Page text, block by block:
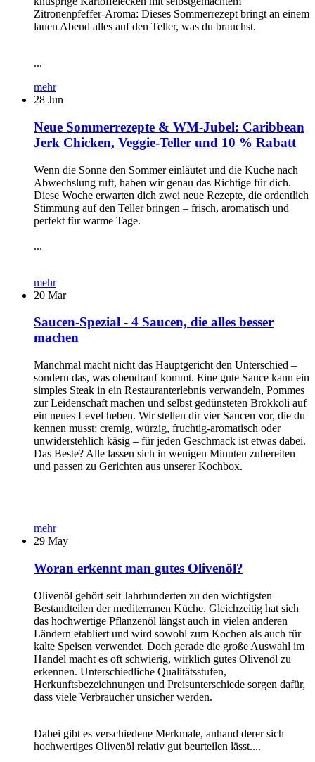
Zitronenpfeffer-Aroma: Dieses Sommerrezept bringt an einem
lauen Abend alles auf den Teller, was du brauchst.
...
mehr
28 Jun
Neue Sommerrezepte & WM-Jubel: Caribbean
Jerk Chicken, Veggie-Teller und 10 % Rabatt
Wenn die Sonne den Sommer einläutet und die Küche nach
Abwechslung ruft, haben wir genau das Richtige für dich.
Diese Woche erwarten dich zwei neue Rezepte, die ordentlich
Stimmung auf den Teller bringen – frisch, aromatisch und
perfekt für warme Tage.
...
mehr
20 Mar
Saucen-Spezial - 4 Saucen, die alles besser
machen
Manchmal macht nicht das Hauptgericht den Unterschied –
sondern das, was obendrauf kommt. Eine gute Sauce kann ein
simples Steak in ein Restauranterlebnis verwandeln, Pommes
zur Leidenschaft machen und selbst gedünsteten Brokkoli auf
ein neues Level heben. Wir stellen dir vier Saucen vor, die du
kennen musst: cremig, würzig, fruchtig-aromatisch oder
unwiderstehlich käsig – für jeden Geschmack ist etwas dabei.
Das Beste? Alle lassen sich in wenigen Minuten zubereiten
und passen zu Gerichten aus unserer Kochbox.
mehr
29 May
Woran erkennt man gutes Olivenöl?
Olivenöl gehört seit Jahrhunderten zu den wichtigsten
Bestandteilen der mediterranen Küche. Gleichzeitig hat sich
das hochwertige Pflanzenöl längst auch in vielen anderen
Ländern etabliert und wird sowohl zum Kochen als auch für
kalte Speisen verwendet. Doch gerade die große Auswahl im
Handel macht es oft schwierig, wirklich gutes Olivenöl zu
erkennen. Unterschiedliche Qualitätsstufen,
Herkunftsbezeichnungen und Preisunterschiede sorgen dafür,
dass viele Verbraucher unsicher werden.
Dabei gibt es verschiedene Merkmale, anhand derer sich
hochwertiges Olivenöl relativ gut beurteilen lässt....